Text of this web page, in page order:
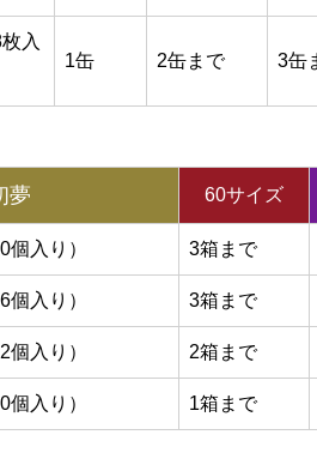
入
1缶 2缶まで 3缶
夢 60サイズ
入り） 3箱まで
入り） 3箱まで
入り） 2箱まで
入り） 1箱まで